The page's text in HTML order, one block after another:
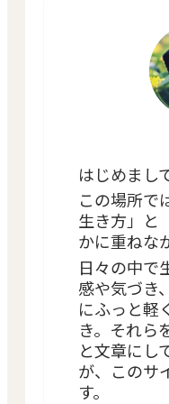
はじめまし
この場所で
生き方」と
かに重ねな
日々の中で
感や気づき
にふっと軽
き。それら
と文章にし
が、このサ
す。